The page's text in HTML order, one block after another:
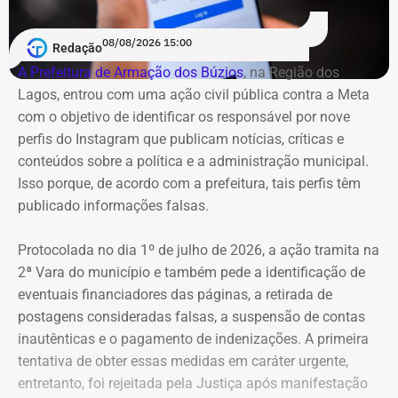
Redação08/08/2026 15:00
A Prefeitura de Armação dos Búzios, na Região dos
Lagos, entrou com uma ação civil pública contra a Meta
com o objetivo de identificar os responsável por nove
perfis do Instagram que publicam notícias, críticas e
conteúdos sobre a política e a administração municipal.
Isso porque, de acordo com a prefeitura, tais perfis têm
publicado informações falsas.
Protocolada no dia 1º de julho de 2026, a ação tramita na
2ª Vara do município e também pede a identificação de
eventuais financiadores das páginas, a retirada de
postagens consideradas falsas, a suspensão de contas
inautênticas e o pagamento de indenizações. A primeira
tentativa de obter essas medidas em caráter urgente,
entretanto, foi rejeitada pela Justiça após manifestação